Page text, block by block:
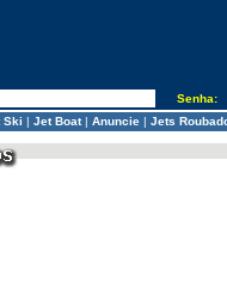
Senha:
Ski | Jet Boat| Anuncie| Jets